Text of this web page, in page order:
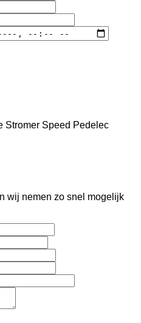
Stromer Speed Pedelec
wij nemen zo snel mogelijk